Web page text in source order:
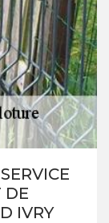
DE
IVRY